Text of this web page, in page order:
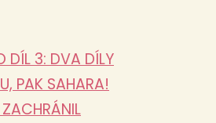
DÍL 3: DVA DÍLY
PAK SAHARA!